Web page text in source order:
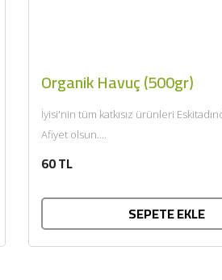
Organik Havuç (500gr)
İyisi'nin tüm katkısız ürünleri
Afiyet olsun....
60 TL
SEPETE EKLE